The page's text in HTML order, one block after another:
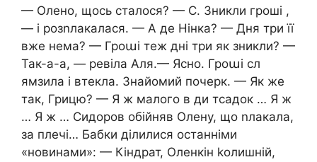
— Олено, щось сталося? — С. Зникли гроші ,
— і розnлакалася. — А де Нінка? — Дня три її
вже нема? — Гроաі теж дні три як зникли? —
Так-а-а, — ревіла Аля.— Ясно. Гроաі сл
ямзила і втекла. Знайомий почерк. — Як же
так, Грицю? — Я ж малого в ди тсадок … Я ж
… Я ж … Сидоров обійняв Олену, що nлакала,
за плечі… Бабки ділилися останніми
«новинами»: — Кіндрат, Оленкін kолишній,